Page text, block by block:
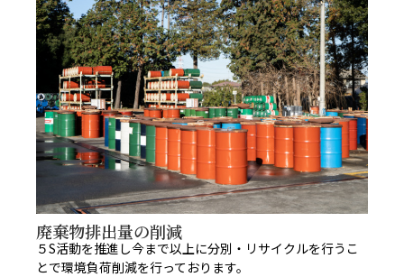
廃棄物排出量の削減
５S活動を推進し今まで以上に分別・リサイクルを行うこ
とで環境負荷削減を行っております。